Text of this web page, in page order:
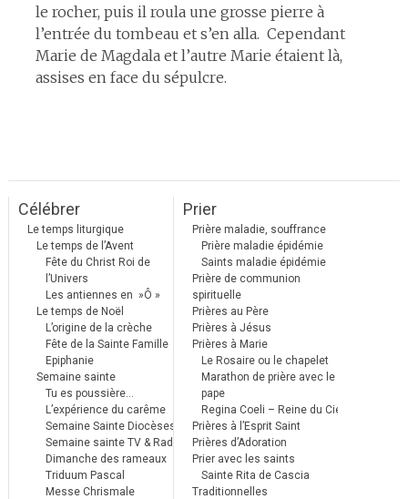
le rocher, puis il roula une grosse pierre à
l’entrée du tombeau et s’en alla. Cependant
Marie de Magdala et l’autre Marie étaient là,
assises en face du sépulcre.
Célébrer
Le temps liturgique
Le temps de l’Avent
Fête du Christ Roi de
l’Univers
Les antiennes en »Ô »
Le temps de Noël
L’origine de la crèche
Fête de la Sainte Famille
Epiphanie
Semaine sainte
Tu es poussière…
L’expérience du carême
Semaine Sainte Diocèses
Semaine sainte TV & Radio
Dimanche des rameaux
Triduum Pascal
Messe Chrismale
Prier
Prière maladie, souffrance
Prière maladie épidémie
Saints maladie épidémie
Prière de communion
spirituelle
Prières au Père
Prières à Jésus
Prières à Marie
Le Rosaire ou le chapelet
Marathon de prière avec le
pape
Regina Coeli – Reine du Ciel
Prières à l’Esprit Saint
Prières d’Adoration
Prier avec les saints
Sainte Rita de Cascia
Traditionnelles